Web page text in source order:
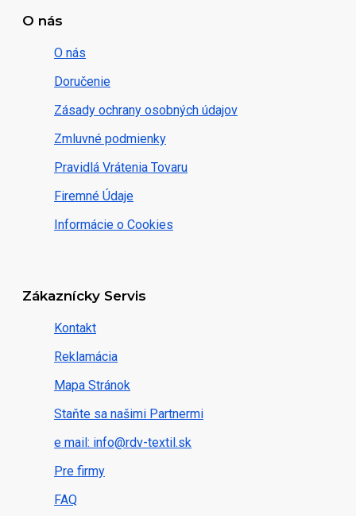
O nás
O nás
Doručenie
Zásady ochrany osobných údajov
Zmluvné podmienky
Pravidlá Vrátenia Tovaru
Firemné Údaje
Informácie o Cookies
Zákaznícky Servis
Kontakt
Reklamácia
Mapa Stránok
Staňte sa našimi Partnermi
e mail: info@rdv-textil.sk
Pre firmy
FAQ